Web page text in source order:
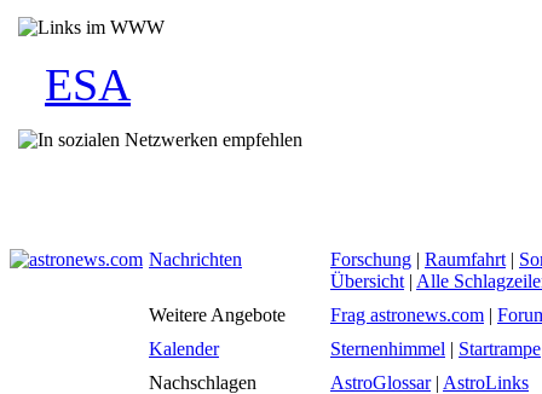
ESA
Nachrichten Forschung | Raumfahrt |
Übersicht | Alle
Weitere Angebote
Frag astronews.com |
Kalender
Sternenhimmel | Startrampe
Nachschlagen
AstroGlossar| AstroLinks